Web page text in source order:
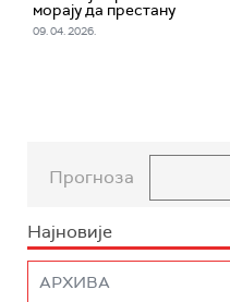
морају да престану
09. 04. 2026.
Прогноза
Најновије